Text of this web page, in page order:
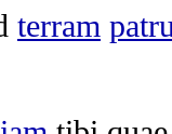
terram